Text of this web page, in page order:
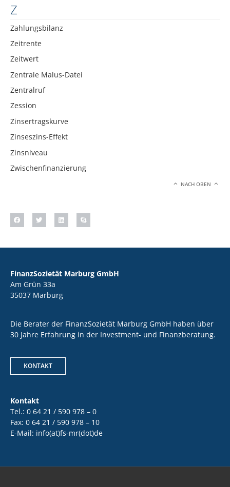
Z
Zahlungsbilanz
Zeitrente
Zeitwert
Zentrale Malus-Datei
Zentralruf
Zession
Zinsertragskurve
Zinseszins-Effekt
Zinsniveau
Zwischenfinanzierung
NACH OBEN
FinanzSozietät Marburg GmbH
Am Grün 33a
35037 Marburg
Die Berater der FinanzSozietät Marburg GmbH haben über
30 Jahre Erfahrung in der Investment- und Finanzberatung.
KONTAKT
Kontakt
Tel.: 0 64 21 / 590 978 – 0
Fax: 0 64 21 / 590 978 – 10
E-Mail: info(at)fs-mr(dot)de